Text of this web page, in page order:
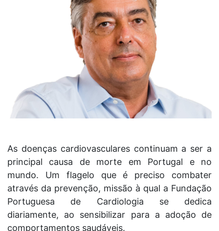
As doenças cardiovasculares continuam a ser a
principal causa de morte em Portugal e no
mundo. Um flagelo que é preciso combater
através da prevenção, missão à qual a Fundação
Portuguesa de Cardiologia se dedica
diariamente, ao sensibilizar para a adoção de
comportamentos saudáveis.